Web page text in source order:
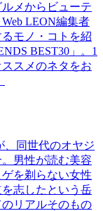
メからビューテ
LEON編集者
モノ・コトを紹
BEST30」。1
スメのネタをお
、同世代のオヤジ
男性が読む美容
を剃らない女性
志したという岳
リアルそのもの